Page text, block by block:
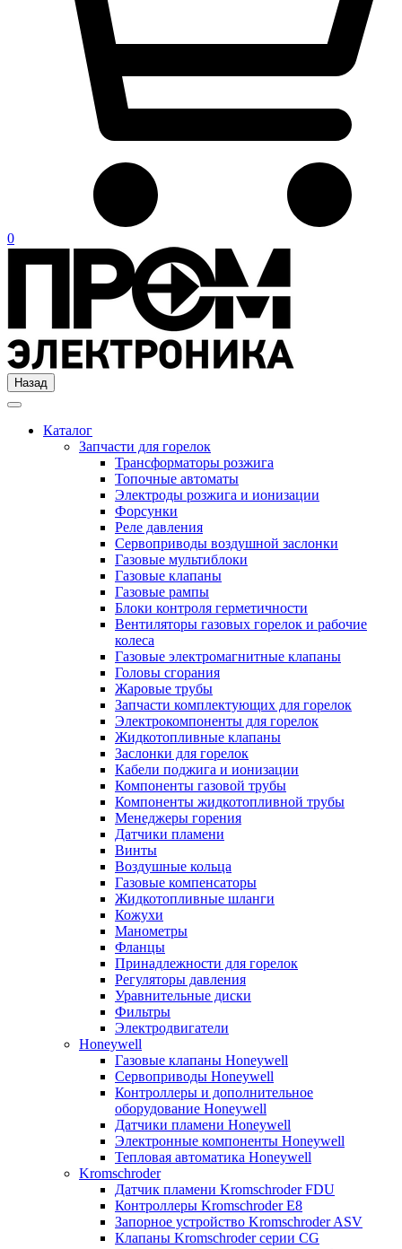
0
Назад
Каталог
Запчасти для горелок
Трансформаторы розжига
Топочные автоматы
Электроды розжига и ионизации
Форсунки
Реле давления
Сервоприводы воздушной заслонки
Газовые мультиблоки
Газовые клапаны
Газовые рампы
Блоки контроля герметичности
Вентиляторы газовых горелок и рабочие
колеса
Газовые электромагнитные клапаны
Головы сгорания
Жаровые трубы
Запчасти комплектующих для горелок
Электрокомпоненты для горелок
Жидкотопливные клапаны
Заслонки для горелок
Кабели поджига и ионизации
Компоненты газовой трубы
Компоненты жидкотопливной трубы
Менеджеры горения
Датчики пламени
Винты
Воздушные кольца
Газовые компенсаторы
Жидкотопливные шланги
Кожухи
Манометры
Фланцы
Принадлежности для горелок
Регуляторы давления
Уравнительные диски
Фильтры
Электродвигатели
Honeywell
Газовые клапаны Honeywell
Сервоприводы Honeywell
Контроллеры и дополнительное
оборудование Honeywell
Датчики пламени Honeywell
Электронные компоненты Honeywell
Тепловая автоматика Honeywell
Kromschroder
Датчик пламени Kromschroder FDU
Контроллеры Kromschroder E8
Запорное устройство Kromschroder ASV
Клапаны Kromschroder серии CG